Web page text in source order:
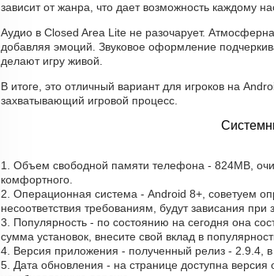
зависит от жанра, что дает возможность каждому
Аудио в Closed Area Lite не разочарует.
добавляя эмоций. Звуковое оформление
делают игру живой.
В итоге, это отличный вариант для игроков на
захватывающий игровой процесс.
1. Объем свободной памяти телефона - 824MB,
комфортного.
2. Операционная система - Android 8+, советуем
несоответствия требованиям, будут зависания при
3. Популярность - по состоянию на сегодня она
сумма установок, внесите свой вклад в
4. Версия приложения - полученный релиз - 2.9.4,
5. Дата обновления - на странице доступна